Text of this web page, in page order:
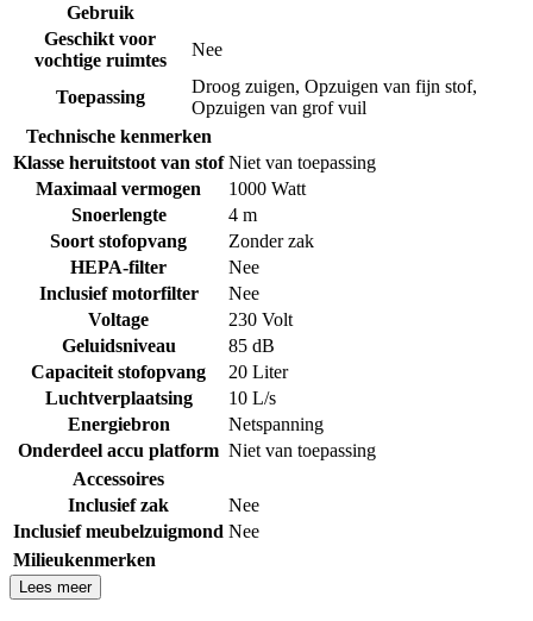
Gebruik
Geschikt voor
vochtige ruimtes
Nee
Toepassing
Droog zuigen, Opzuigen van fijn stof,
Opzuigen van grof vuil
Technische kenmerken
Klasse heruitstoot van stof Niet van toepassing
Maximaal vermogen
1000 Watt
Snoerlengte
4 m
Soort stofopvang
Zonder zak
HEPA-filter
Nee
Inclusief motorfilter
Nee
Voltage
230 Volt
Geluidsniveau
85 dB
Capaciteit stofopvang
20 Liter
Luchtverplaatsing
10 L/s
Energiebron
Netspanning
Onderdeel accu platform Niet van toepassing
Accessoires
Inclusief zak
Nee
Inclusief meubelzuigmond Nee
Milieukenmerken
Lees meer